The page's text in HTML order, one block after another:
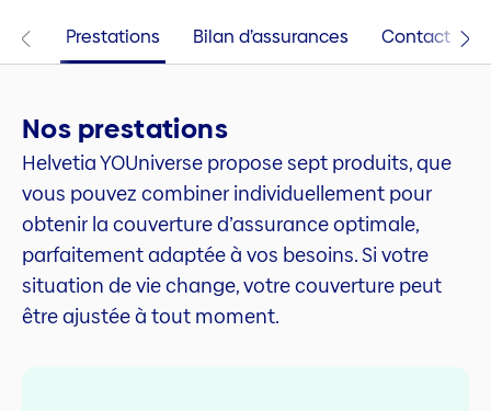
Prestations Bilan d’assurances Contact
Nos prestations
Helvetia YOUniverse propose sept produits, que
vous pouvez combiner individuellement pour
obtenir la couverture d’assurance optimale,
parfaitement adaptée à vos besoins. Si votre
situation de vie change, votre couverture peut
être ajustée à tout moment.